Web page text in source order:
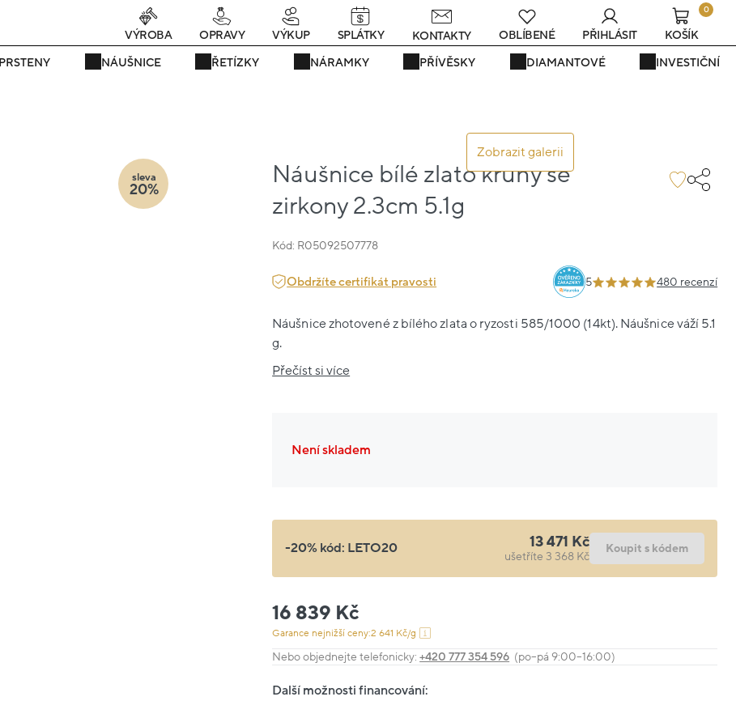
Právě teď! - 20 % na vše! Kód: SRPEN20 25 dní : 6h : 26m : 28s
PRSTENY NÁUŠNICE ŘETÍZKY NÁRAMKY PŘÍVĚSKY DIAMANTOVÉ INVESTIČNÍ
VÝROBA OPRAVY VÝKUP SPLÁTKY KONTAKTY OBLÍBENÉ PŘIHLÁSIT
0
KOŠÍK
Zobrazit galerii
Náušnice bílé zlato kruhy se
zirkony 2.3cm 5.1g
Kód: R05092507778
sleva
20%
Obdržíte certifikát pravosti 5 480 recenzí
Náušnice zhotovené z bílého zlata o ryzosti 585/1000 (14kt). Náušnice váží 5.1
g.
Přečíst si více
Není skladem
-20% kód: LETO20 13 471 Kč
ušetříte 3 368 Kč
Koupit s kódem
16 839 Kč
Garance nejnižší ceny:2 641 Kč/g
Nebo objednejte telefonicky:+420 777 354 596 (po–pá 9:00–16:00)
Další možnosti financování: